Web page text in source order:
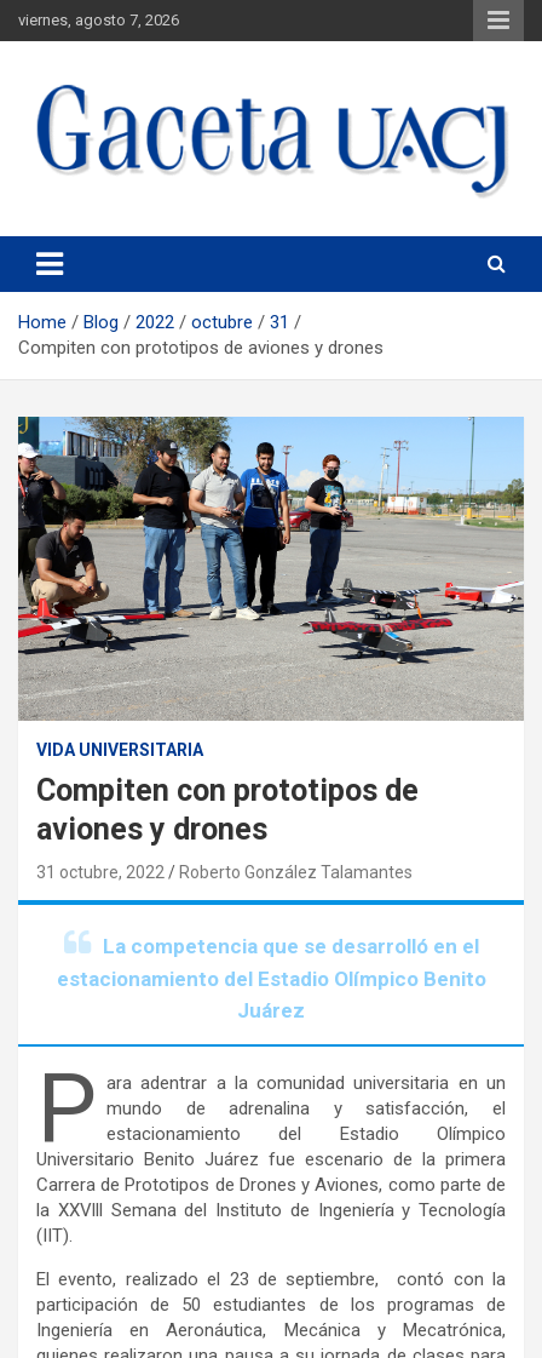
viernes, agosto 7, 2026
Gaceta UACJ
Home Blog 2022 octubre
31
Compiten con prototipos de aviones y drones
VIDA UNIVERSITARIA
Compiten con prototipos de
aviones y drones
31 octubre, 2022 Roberto González Talamantes
La competencia que se desarrolló en el
estacionamiento del Estadio Olímpico Benito
Juárez
P ara adentrar a la comunidad universitaria en un
mundo de adrenalina y satisfacción, el
estacionamiento del Estadio Olímpico
Universitario Benito Juárez fue escenario de la primera
Carrera de Prototipos de Drones y Aviones, como parte de
la XXVlll Semana del Instituto de Ingeniería y Tecnología
(IIT).
El evento, realizado el 23 de septiembre, contó con la
participación de 50 estudiantes de los programas de
Ingeniería en Aeronáutica, Mecánica y Mecatrónica,